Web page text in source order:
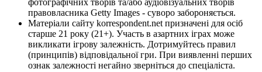
правовласника Getty Images - суворо забороняється.
Матеріали сайту korrespondent.net призначені для осіб
старше 21 року (21+). Участь в азартних іграх може
викликати ігрову залежність. Дотримуйтесь правил
(принципів) відповідальної гри. При виявленні перших
ознак залежності негайно зверніться до спеціаліста.